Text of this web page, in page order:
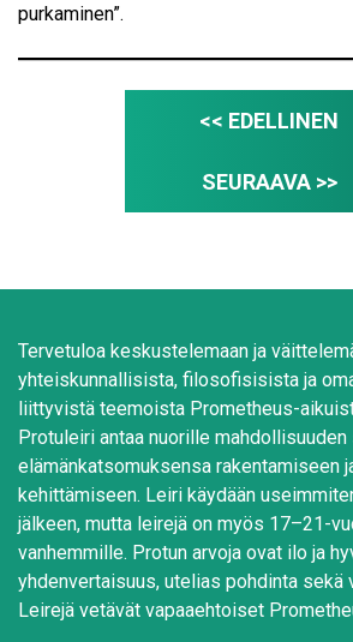
purkaminen”.
<< EDELLINEN
SEURAAVA >>
Tervetuloa keskustelemaan ja
yhteiskunnallisista, filosofisisista ja
liittyvistä teemoista Prometheus-
Protuleiri antaa nuorille mahdollisuuden
elämänkatsomuksensa rakentamiseen
kehittämiseen. Leiri käydään
jälkeen, mutta leirejä on myös 17–21-
vanhemmille. Protun arvoja ovat ilo ja
yhdenvertaisuus, utelias pohdinta sekä
Leirejä vetävät vapaaehtoiset